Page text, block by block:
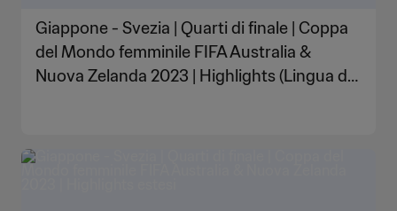
Giappone - Svezia | Quarti di finale | Coppa
del Mondo femminile FIFA Australia &
Nuova Zelanda 2023 | Highlights (Lingua dei